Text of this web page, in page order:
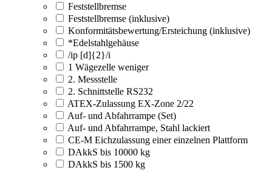
Feststellbremse
Feststellbremse (inklusive)
Konformitätsbewertung/Ersteichung (inklusive)
*Edelstahlgehäuse
/ip [d]{2}/i
1 Wägezelle weniger
2. Messstelle
2. Schnittstelle RS232
ATEX-Zulassung EX-Zone 2/22
Auf- und Abfahrrampe (Set)
Auf- und Abfahrrampe, Stahl lackiert
CE-M Eichzulassung einer einzelnen Plattform
DAkkS bis 10000 kg
DAkkS bis 1500 kg